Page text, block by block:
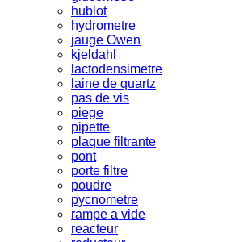
hublot
hydrometre
jauge Owen
kjeldahl
lactodensimetre
laine de quartz
pas de vis
piege
pipette
plaque filtrante
pont
porte filtre
poudre
pycnometre
rampe a vide
reacteur